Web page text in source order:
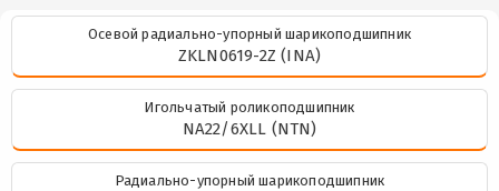
Осевой радиально-упорный шарикоподшипник
ZKLN0619-2Z (INA)
Игольчатый роликоподшипник
NA22/6XLL (NTN)
Радиально-упорный шарикоподшипник